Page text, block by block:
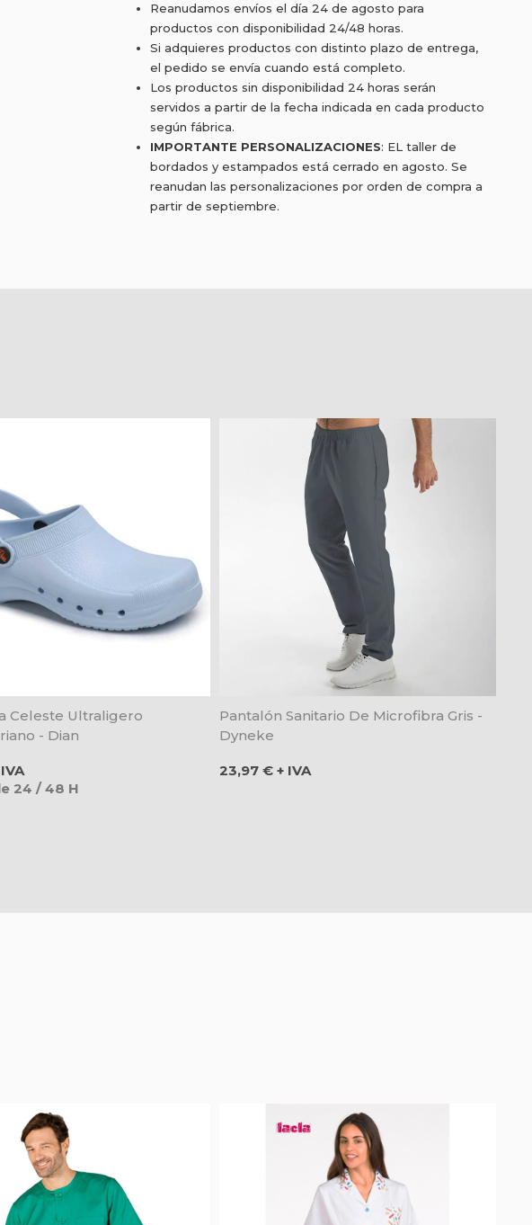
Reanudamos envíos el día 24 de agosto para
productos con disponibilidad 24/48 horas.
Si adquieres productos con distinto plazo de entrega,
el pedido se envía cuando está completo.
Los productos sin disponibilidad 24 horas serán
servidos a partir de la fecha indicada en cada producto
según fábrica.
IMPORTANTE PERSONALIZACIONES: EL taller de
bordados y estampados está cerrado en agosto. Se
reanudan las personalizaciones por orden de compra a
partir de septiembre.
Celeste Ultraligero
- Dian
24 / 48 H
Pantalón Sanitario De Microfibra Gris -
Dyneke
Precio
23,97 € + IVA